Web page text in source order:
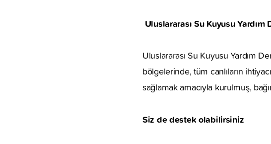
Uluslararası Su Kuyusu Yardım
Uluslararası Su Kuyusu Yardım
bölgelerinde, tüm canlıların
sağlamak amacıyla kurulmuş,
Siz de destek olabilirsiniz